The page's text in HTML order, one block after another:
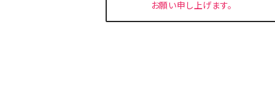
お願い申し上げます。